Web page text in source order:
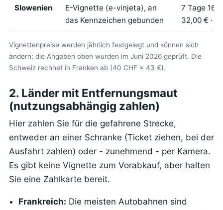
Slowenien
E-Vignette (e-vinjeta), an
das Kennzeichen gebunden
7 Tage
32,00 € ·
Vignettenpreise werden jährlich festgelegt und können sich
ändern; die Angaben oben wurden im Juni 2026 geprüft. Die
Schweiz rechnet in Franken ab (40 CHF ≈ 43 €).
2. Länder mit Entfernungsmaut
(nutzungsabhängig zahlen)
Hier zahlen Sie für die gefahrene Strecke,
entweder an einer Schranke (Ticket ziehen, bei der
Ausfahrt zahlen) oder - zunehmend - per Kamera.
Es gibt keine Vignette zum Vorabkauf, aber halten
Sie eine Zahlkarte bereit.
Frankreich: Die meisten Autobahnen sind